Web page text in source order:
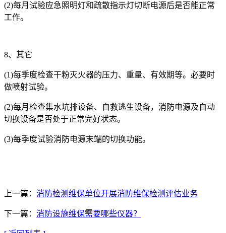
(2)每月试验应急照明灯和疏散指示灯切断电源后是否能正常
工作。
8、其它
(1)每季度检查干粉灭火器的压力、重量、有效期等。必要时
做喷射试验。
(2)每月检查集水坑排设备、自救逃生设备，消防电源及自动
切换设备是否处于正常完好状态。
(3)每季度试验消防电源末端的切换功能。
上一篇： 消防检测维保单位开展消防维保检测评估业务
下一篇： 消防设施维保需要哪些仪器？